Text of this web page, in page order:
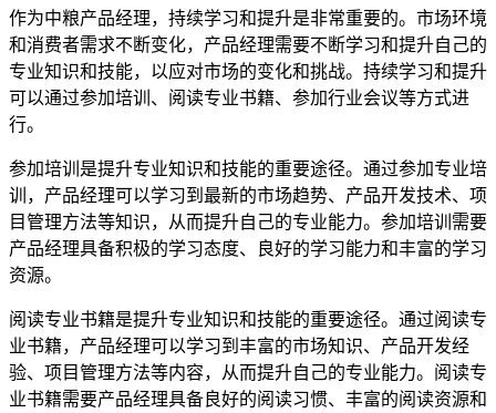
作为中粮产品经理，持续学习和提升是非常重要的。市场环境
和消费者需求不断变化，产品经理需要不断学习和提升自己的
专业知识和技能，以应对市场的变化和挑战。持续学习和提升
可以通过参加培训、阅读专业书籍、参加行业会议等方式进
行。
参加培训是提升专业知识和技能的重要途径。通过参加专业培
训，产品经理可以学习到最新的市场趋势、产品开发技术、项
目管理方法等知识，从而提升自己的专业能力。参加培训需要
产品经理具备积极的学习态度、良好的学习能力和丰富的学习
资源。
阅读专业书籍是提升专业知识和技能的重要途径。通过阅读专
业书籍，产品经理可以学习到丰富的市场知识、产品开发经
验、项目管理方法等内容，从而提升自己的专业能力。阅读专
业书籍需要产品经理具备良好的阅读习惯、丰富的阅读资源和